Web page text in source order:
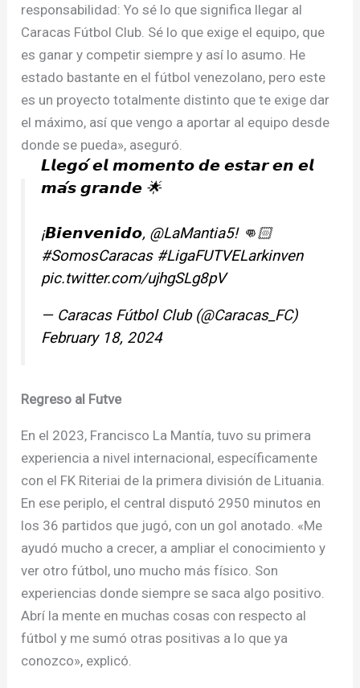
responsabilidad: Yo sé lo que significa llegar al
Caracas Fútbol Club. Sé lo que exige el equipo, que
es ganar y competir siempre y así lo asumo. He
estado bastante en el fútbol venezolano, pero este
es un proyecto totalmente distinto que te exige dar
el máximo, así que vengo a aportar al equipo desde
donde se pueda», aseguró.
𝙇𝙡𝙚𝙜𝙤́ 𝙚𝙡 𝙢𝙤𝙢𝙚𝙣𝙩𝙤 𝙙𝙚 𝙚𝙨𝙩𝙖𝙧 𝙚𝙣 𝙚𝙡
𝙢𝙖́𝙨 𝙜𝙧𝙖𝙣𝙙𝙚 🌟
¡𝘽𝙞𝙚𝙣𝙫𝙚𝙣𝙞𝙙𝙤, @LaMantia5! 👊🏻
#SomosCaracas #LigaFUTVELarkinven
pic.twitter.com/ujhgSLg8pV
— Caracas Fútbol Club (@Caracas_FC)
February 18, 2024
Regreso al Futve
En el 2023, Francisco La Mantía, tuvo su primera
experiencia a nivel internacional, específicamente
con el FK Riteriai de la primera división de Lituania.
En ese periplo, el central disputó 2950 minutos en
los 36 partidos que jugó, con un gol anotado. «Me
ayudó mucho a crecer, a ampliar el conocimiento y
ver otro fútbol, uno mucho más físico. Son
experiencias donde siempre se saca algo positivo.
Abrí la mente en muchas cosas con respecto al
fútbol y me sumó otras positivas a lo que ya
conozco», explicó.